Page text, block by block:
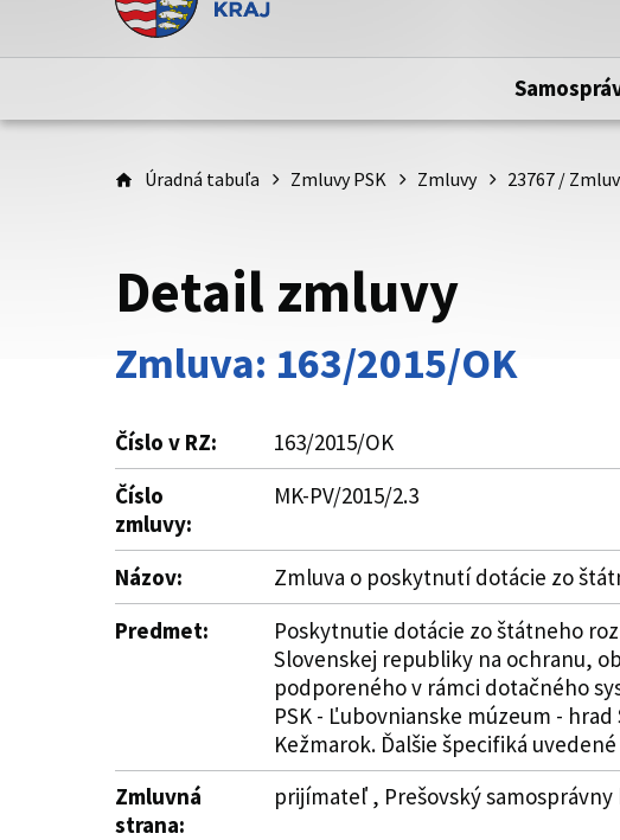
Toto je oficiálna webová stránka Prešovského
Úradná tabuľa Zmluvy PSK Zmluvy 23767 /
Detail zmluvy
Zmluva: 163/2015/OK
Číslo v RZ:
163/2015/OK
Číslo
zmluvy:
MK-PV/2015/2.3
Názov:
Zmluva o poskytnutí dotácie zo
Predmet:
Poskytnutie dotácie zo štátneho
Slovenskej republiky na ochranu,
podporeného v rámci dotačného
PSK - Ľubovnianske múzeum -
Kežmarok. Ďalšie špecifiká
Zmluvná
strana:
prijímateľ , Prešovský samosprávny